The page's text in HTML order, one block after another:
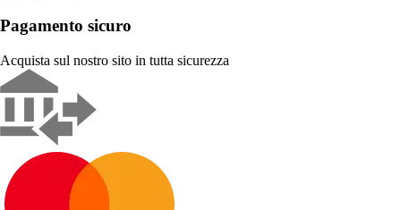
Pagamento sicuro
Acquista sul nostro sito in tutta sicurezza